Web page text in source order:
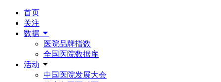
首页
关注
数据
医院品牌指数
全国医院数据库
活动
中国医院发展大会